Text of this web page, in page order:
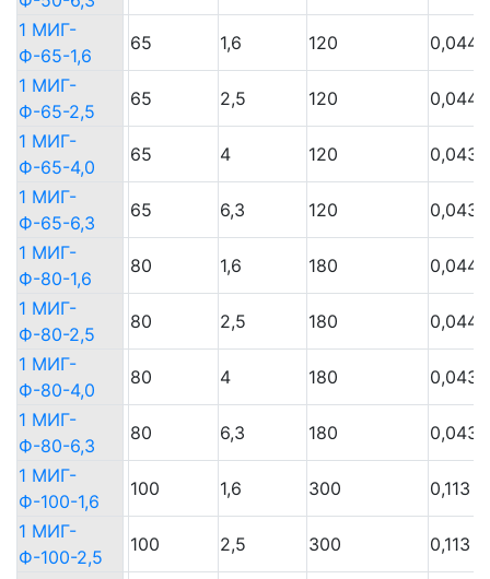
1 МИГ-
Ф-65-1,6
1 МИГ-
Ф-65-2,5
1 МИГ-
Ф-65-4,0
1 МИГ-
Ф-65-6,3
1 МИГ-
Ф-80-1,6
1 МИГ-
Ф-80-2,5
1 МИГ-
Ф-80-4,0
1 МИГ-
Ф-80-6,3
1 МИГ-
Ф-100-1,6
1 МИГ-
Ф-100-2,5
1 МИГ-
Ф-65-1,6
65 1,6 120
0,044
1 МИГ-
Ф-65-2,5
65 2,5 120
0,044
1 МИГ-
Ф-65-4,0
65 4 120
0,043
1 МИГ-
Ф-65-6,3
65 6,3 120
0,043
1 МИГ-
Ф-80-1,6
80 1,6 180
0,044
1 МИГ-
Ф-80-2,5
80 2,5 180
0,044
1 МИГ-
Ф-80-4,0
80 4 180
0,043
1 МИГ-
Ф-80-6,3
80 6,3 180
0,043
1 МИГ-
Ф-100-1,6
100 1,6 300
0,113
1 МИГ-
Ф-100-2,5
100 2,5 300
0,113